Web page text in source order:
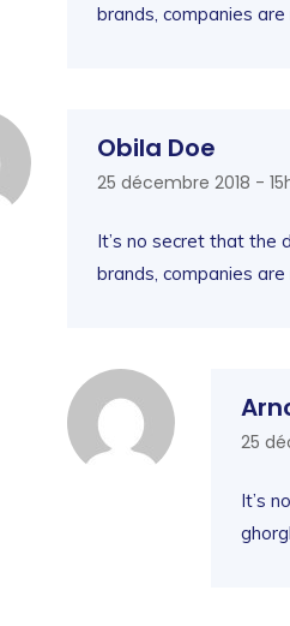
brands, companies are
Obila Doe
25 décembre 2018 -
It’s no secret that the
brands, companies are
25
It’s